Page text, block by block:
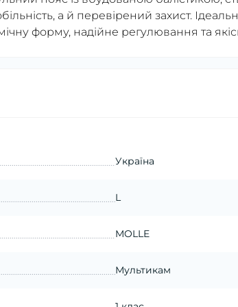
а й перевірений захист.
форму, надійне регулювання та
Україна
L
MOLLE
Мультикам